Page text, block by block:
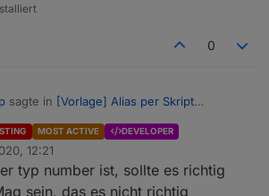
0
sagte in [Vorlage] Alias per Skript
wenn 1 und 0 im Datenpunkt
wird, passt es doch.
rechts mal auf den
HIER
genau das gepostet.
MOST ACTIVE DEVELOPER
12:21
typ number ist, sollte es richtig
sein, das es nicht richtig